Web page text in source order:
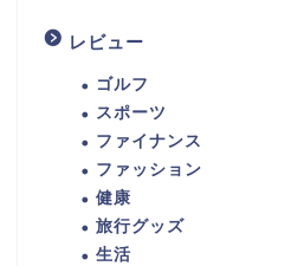
レビュー
ゴルフ
スポーツ
ファイナンス
ファッション
健康
旅行グッズ
生活